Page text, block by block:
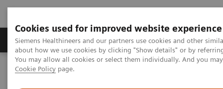
Cookies used for improved website experience
Siemens Healthineers and our partners use cookies and other
about how we use cookies by clicking "Show details" or by
You may allow all cookies or select them individually. And you
Cookie Policy page.
Produtos e serviços Especialidades Clínicas e
Siemens Healthineers Brasil